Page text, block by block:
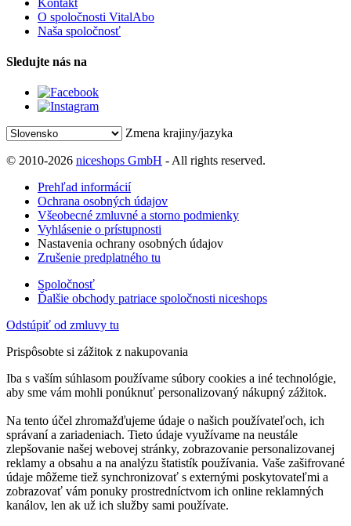
Kontakt
O spoločnosti VitalAbo
Naša spoločnosť
Sledujte nás na
Zmena krajiny/jazyka
© 2010-2026 niceshops GmbH - All rights reserved.
Prehľad informácií
Ochrana osobných údajov
Všeobecné zmluvné a storno podmienky
Vyhlásenie o prístupnosti
Nastavenia ochrany osobných údajov
Zrušenie predplatného tu
Spoločnosť
Ďalšie obchody patriace spoločnosti niceshops
Odstúpiť od zmluvy tu
Prispôsobte si zážitok z nakupovania
Iba s vaším súhlasom používame súbory cookies a iné technológie,
aby sme vám mohli ponúknuť personalizovaný nákupný zážitok.
Na tento účel zhromažďujeme údaje o našich používateľoch, ich
správaní a zariadeniach. Tieto údaje využívame na neustále
zlepšovanie našej webovej stránky, zobrazovanie personalizovanej
reklamy a obsahu a na analýzu štatistík používania. Vaše zašifrované
údaje môžeme tiež synchronizovať s externými poskytovateľmi a
zobrazovať vám ponuky prostredníctvom ich online reklamných
kanálov, len ak už ich služby sami používate.